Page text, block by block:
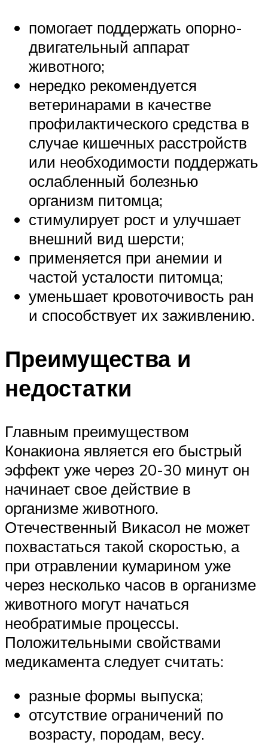
помогает поддержать опорно-
двигательный аппарат
животного;
нередко рекомендуется
ветеринарами в качестве
профилактического средства в
случае кишечных расстройств
или необходимости поддержать
ослабленный болезнью
организм питомца;
стимулирует рост и улучшает
внешний вид шерсти;
применяется при анемии и
частой усталости питомца;
уменьшает кровоточивость ран
и способствует их заживлению.
Преимущества и
недостатки
Главным преимуществом
Конакиона является его быстрый
эффект уже через 20-30 минут он
начинает свое действие в
организме животного.
Отечественный Викасол не может
похвастаться такой скоростью, а
при отравлении кумарином уже
через несколько часов в организме
животного могут начаться
необратимые процессы.
Положительными свойствами
медикамента следует считать:
разные формы выпуска;
отсутствие ограничений по
возрасту, породам, весу.